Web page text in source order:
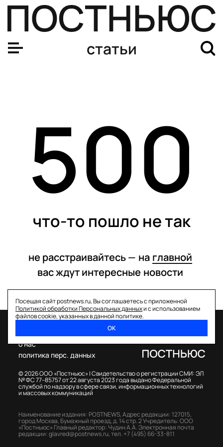
статьи
500
что-то пошло не так
не расстраивайтесь — на главной
вас ждут интересные новости
Посещая сайт postnews.ru, Вы соглашаетесь с приложенной
Политикой обработки Персональных данныхи с использованием
файлов cookie, указанных в данной политике.
ОК
© 2026 ООО «Постньюс» |Свидетельство о регистрации СМИ: ЭЛ
№ ФС 77–85757 от 22 августа 2023 года выдано Федеральной
службой по надзору в сфере связи, информационных технологий
и массовых коммуникаций
о нас
политика перс. данных
Наименование издания: POSTNEWS,Адрес редакции: 127015,
город Москва, Бумажный проезд, д. 14 стр. 2Учредитель: ООО
«Постньюс» Главный редактор: Чудин А.А.Электронная почта
редакции:glavred@postnews.ru,тел. +7 (495) 66-33-811